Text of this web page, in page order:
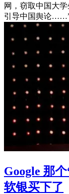
网，窃取中国大
引导中国舆论
Google 那
软银买下了